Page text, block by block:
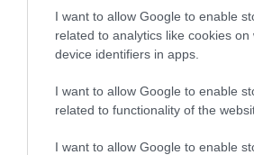
I want to allow Google to enable
related to analytics like cookies on
device identifiers in apps.
I want to allow Google to enable
related to functionality of the
I want to allow Google to enable
Survivor 2024: Δείτε την
”έκλεισε” στους διάσημους
θα παίρνει κάθε εβδομάδα